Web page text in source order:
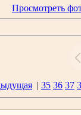
Просмотреть
| 35 36 37